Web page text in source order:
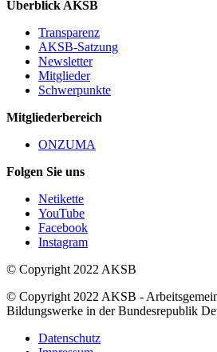
Überblick AKSB
Transparenz
AKSB-Satzung
Newsletter
Mitglieder
Schwerpunkte
Mitgliederbereich
ONZUMA
Folgen Sie uns
Netikette
YouTube
Facebook
Instagram
© Copyright 2022 AKSB
© Copyright 2022 AKSB -
Bildungswerke in der Bundesrepublik
Datenschutz